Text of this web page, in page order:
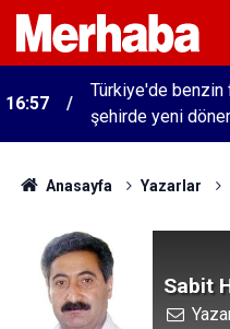
16:57
Türkiye'de benzin
şehirde yeni
Anasayfa Yazarlar
Sabit